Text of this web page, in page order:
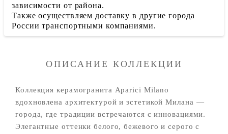
зависимости от района.
Также осуществляем доставку в другие города
России транспортными компаниями.
ОПИСАНИЕ КОЛЛЕКЦИИ
Коллекция керамогранита Aparici Milano
вдохновлена архитектурой и эстетикой Милана —
города, где традиции встречаются с инновациями.
Элегантные оттенки белого, бежевого и серого с